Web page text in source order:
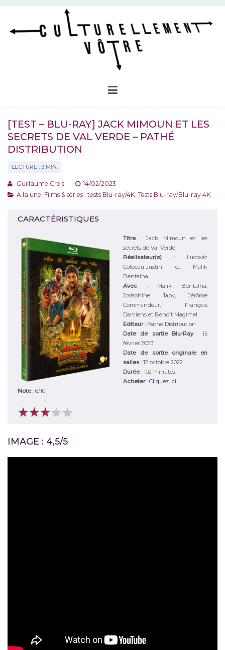
Aller
contenu
[TEST – BLU-RAY] JACK MIMOUN ET LES
SECRETS DE VAL VERDE – PATHÉ
DISTRIBUTION
Guillaume Creis
14/02/2023
A la une Films & séries : tests Blu-ray/4K Tests Blu-ray/Blu-ray 4K
CARACTÉRISTIQUES
Titre :Jack Mimoun et les
secrets de Val Verde
Réalisateur(s): Ludovic
Colbeau-Justin et Malik
Bentalha
Avec: Malik Bentalha,
Joséphine Japy, Jérôme
Commandeur, François
Damiens et Benoît Magimel
Editeur: Pathé Distribution
Date de sortie Blu-Ray : 15
février 2023
Date de sortie originale en
salles: 12 octobre 2022
Durée:102 minutes
Acheter:Cliquez ici
Note: 6/10
★★★★★
★★★★★
IMAGE : 4,5/5